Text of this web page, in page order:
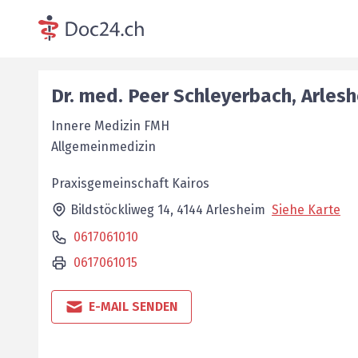
Dr. med. Peer Schleyerbach,
Innere Medizin FMH
Allgemeinmedizin
Praxisgemeinschaft Kairos
Bildstöckliweg 14, 4144 Arlesheim Siehe Karte
0617061010
0617061015
E-MAIL SENDEN